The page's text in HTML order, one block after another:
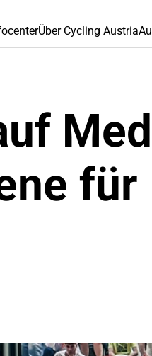
Über Cycling Austria
für